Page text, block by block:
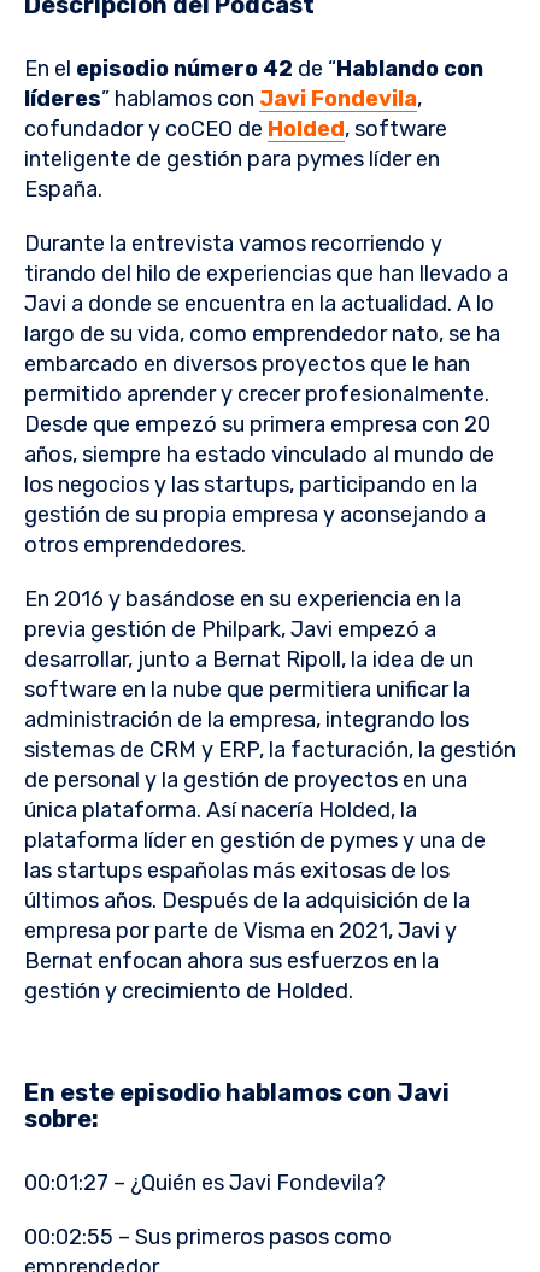
En el episodio número 42 de “Hablando con
líderes” hablamos con Javi Fondevila,
cofundador y coCEO de Holded, software
inteligente de gestión para pymes líder en
España.
Durante la entrevista vamos recorriendo y
tirando del hilo de experiencias que han llevado a
Javi a donde se encuentra en la actualidad. A lo
largo de su vida, como emprendedor nato, se ha
embarcado en diversos proyectos que le han
permitido aprender y crecer profesionalmente.
Desde que empezó su primera empresa con 20
años, siempre ha estado vinculado al mundo de
los negocios y las startups, participando en la
gestión de su propia empresa y aconsejando a
otros emprendedores.
En 2016 y basándose en su experiencia en la
previa gestión de Philpark, Javi empezó a
desarrollar, junto a Bernat Ripoll, la idea de un
software en la nube que permitiera unificar la
administración de la empresa, integrando los
sistemas de CRM y ERP, la facturación, la gestión
de personal y la gestión de proyectos en una
única plataforma. Así nacería Holded, la
plataforma líder en gestión de pymes y una de
las startups españolas más exitosas de los
últimos años. Después de la adquisición de la
empresa por parte de Visma en 2021, Javi y
Bernat enfocan ahora sus esfuerzos en la
gestión y crecimiento de Holded.
En este episodio hablamos con Javi
sobre:
00:01:27 – ¿Quién es Javi Fondevila?
00:02:55 – Sus primeros pasos como